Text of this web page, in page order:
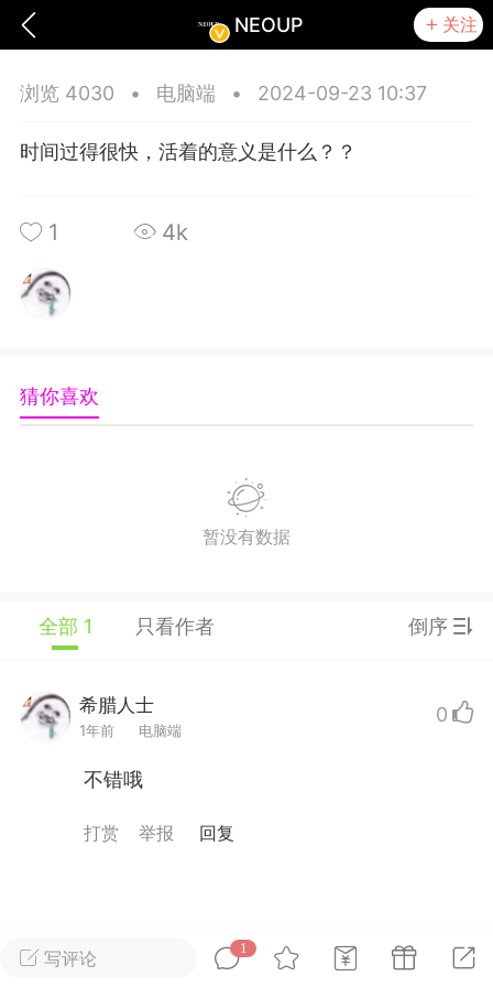
NEOUP 关注
江湖新秀
12-06 09:32
电脑端 心理知识
知识，教你拿捏男人心，从此对你死
女人觉得男人很傻，跟他撒个娇发回
写评论
1
浏览 4030 • 电脑端 • 2024-09-23 10:37
时间过得很快，活着的意义是什么？？
1 4k
猜你喜欢
暂没有数据
全部 1 只看作者 倒序
希腊人士
1年前
电脑端
不错哦
0
打赏 举报 回复